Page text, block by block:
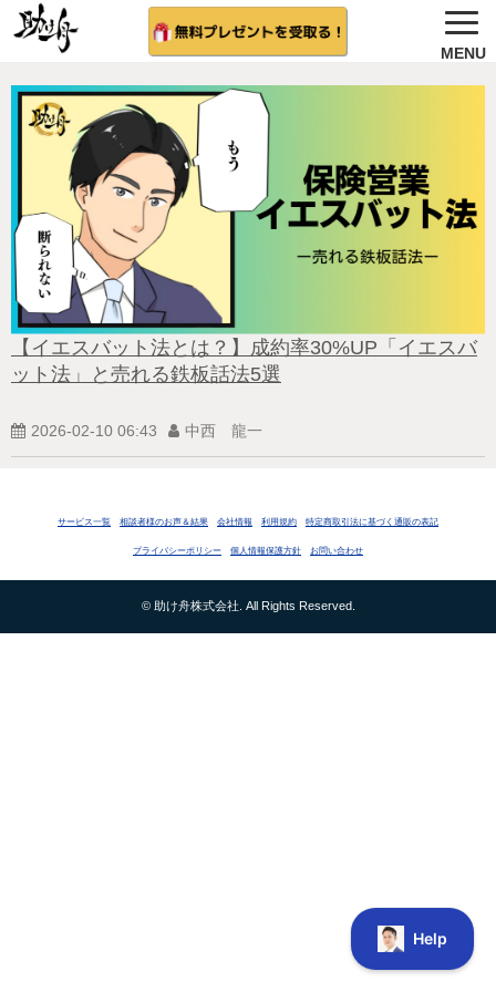
ノウハウ公開
選ばれる理由＆会社概要
無料プレゼント
サービス紹介
法人向け 無料案内を希望する
相談者さんの結果
【イエスバット法とは？】成約率30%UP「イエスバ
ット法」と売れる鉄板話法5選
2026-02-10 06:43 中西 龍一
サービス一覧 相談者様のお声＆結果 会社情報 利用規約 特定商取引法に基づく通販の表記
プライバシーポリシー 個人情報保護方針 お問い合わせ
© 助け舟株式会社. All Rights Reserved.